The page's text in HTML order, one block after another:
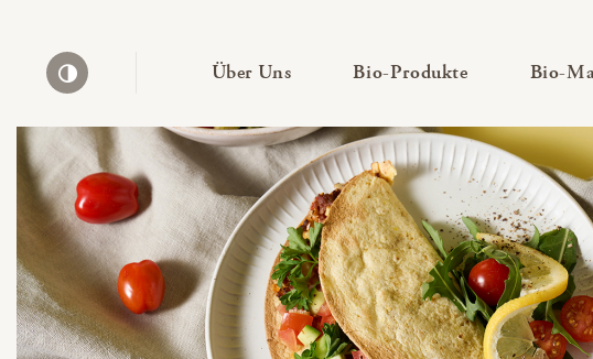
Über Uns— Untermenü ausklappen
Bio-Produkte— Untermenü
Bio-